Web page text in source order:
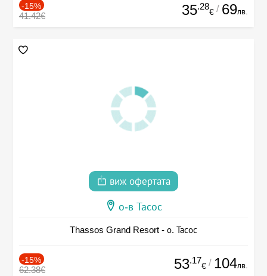
-15%
41.42€ 35.28
€ / 69лв.
виж офертата
о-в Тасос
Thassos Grand Resort - о. Тасос
-15%
62.38€ 53.17
€ / 104лв.